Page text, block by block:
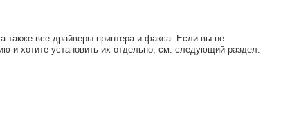
также все драйверы принтера и факса. Если вы не
и хотите установить их отдельно, см. следующий раздел: